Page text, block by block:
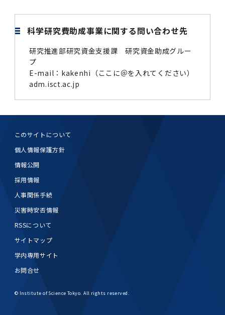
2013年度
2012年度
科学研究費助成事業に関する問い合わせ先
研究推進部研究資金支援課 研究資金助成グルー
プ
E-mail：kakenhi（ここに＠を入れてください）
adm.isct.ac.jp
このサイトについて
個人情報保護方針
情報公開
採用情報
人事関係手続
災害時安否情報
RSSについて
サイトマップ
学内専用サイト
お問合せ
© Institute of Science Tokyo. All rights reserved.